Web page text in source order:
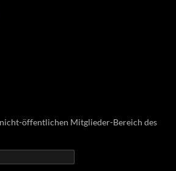
öffentlichen Mitglieder-Bereich des